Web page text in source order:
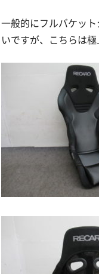
一般的にフルバケッ
いですが、こちらは極